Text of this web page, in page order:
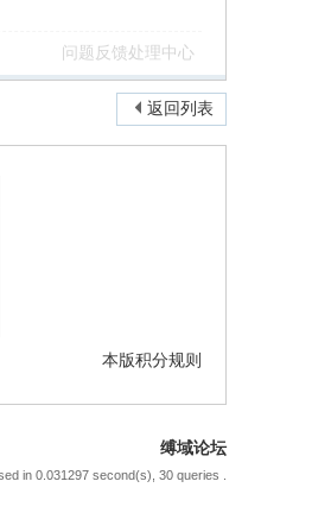
问题反馈处理中心
返回列表
本版积分规则
缚域论坛
in 0.031297 second(s), 30 queries .